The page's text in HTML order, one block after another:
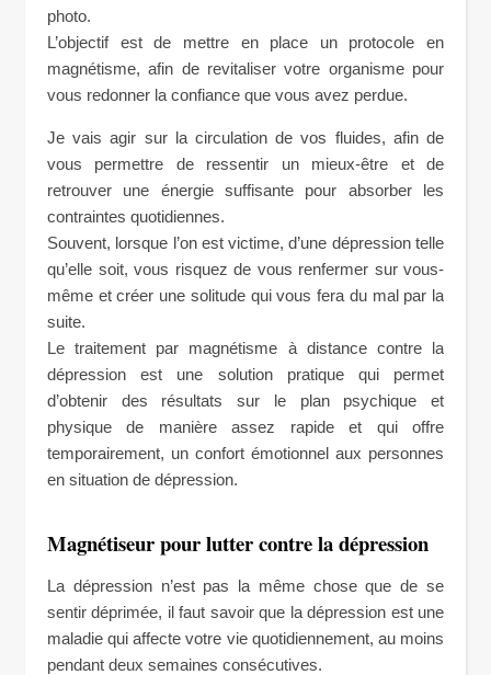
photo.
L’objectif est de mettre en place un protocole en
magnétisme, afin de revitaliser votre organisme pour
vous redonner la confiance que vous avez perdue.
Je vais agir sur la circulation de vos fluides, afin de
vous permettre de ressentir un mieux-être et de
retrouver une énergie suffisante pour absorber les
contraintes quotidiennes.
Souvent, lorsque l’on est victime, d’une dépression telle
qu’elle soit, vous risquez de vous renfermer sur vous-
même et créer une solitude qui vous fera du mal par la
suite.
Le traitement par magnétisme à distance contre la
dépression est une solution pratique qui permet
d’obtenir des résultats sur le plan psychique et
physique de manière assez rapide et qui offre
temporairement, un confort émotionnel aux personnes
en situation de dépression.
Magnétiseur pour lutter contre la dépression
La dépression n’est pas la même chose que de se
sentir déprimée, il faut savoir que la dépression est une
maladie qui affecte votre vie quotidiennement, au moins
pendant deux semaines consécutives.